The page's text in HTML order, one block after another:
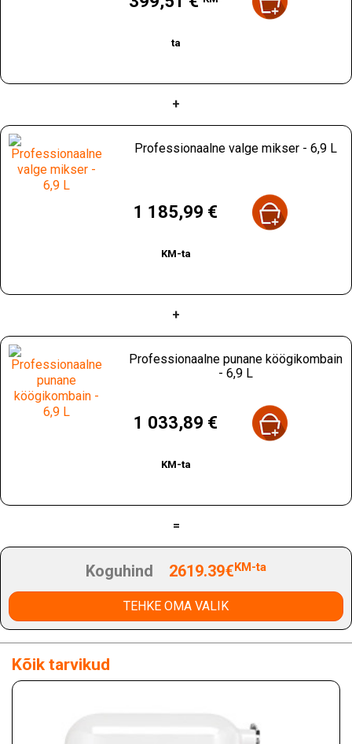
ta
+
Professionaalne valge mikser - 6,9 L
1 185,99 €
KM-ta
+
Professionaalne punane köögikombain
- 6,9 L
1 033,89 €
KM-ta
=
Koguhind 2619.39€KM-ta
TEHKE OMA VALIK
Kõik tarvikud